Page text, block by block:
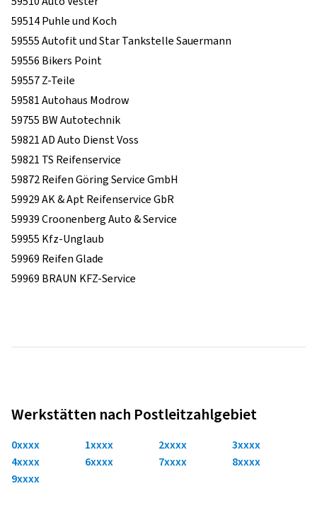
59514 Puhle und Koch
59555 Autofit und Star Tankstelle Sauermann
59556 Bikers Point
59557 Z-Teile
59581 Autohaus Modrow
59755 BW Autotechnik
59821 AD Auto Dienst Voss
59821 TS Reifenservice
59872 Reifen Göring Service GmbH
59929 AK & Apt Reifenservice GbR
59939 Croonenberg Auto & Service
59955 Kfz-Unglaub
59969 Reifen Glade
59969 BRAUN KFZ-Service
Werkstätten nach Postleitzahlgebiet
0xxxx 1xxxx 2xxxx
3xxxx
4xxxx
6xxxx 7xxxx
8xxxx
9xxxx